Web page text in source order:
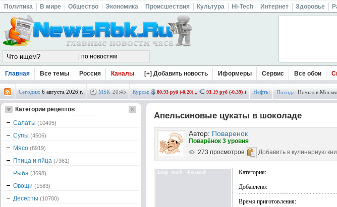
Политика В мире Общество Экономика Происшествия Культура Hi-Tech Интернет Здоровье
Главная Все темы Россия Каналы [+] Добавить новость Иформеры Сервис Все обои
Сегодня: 6 августа 2026 г. MSK 20:45 Курсы: 80.93 руб (-0.20) 93.19 руб (-0.39) Нефть: Погода: Ночью в
Апельсиновые цукаты в шоколаде
Автор: Поваренок
Поварёнок 3 уровня
273 просмотров
Добавить в кулинарную
Категория:
Добавлено:
Время приготовления:
Категории рецептов
Салаты (10495)
Супы (4506)
Мясо (8919)
Птица и яйца (7361)
Рыба (3698)
Овощи (1583)
Десерты (10780)